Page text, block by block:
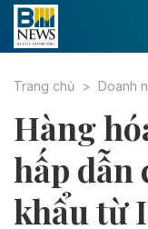
Trang chủ Doanh
Hàng
hấp dẫn
khẩu từ